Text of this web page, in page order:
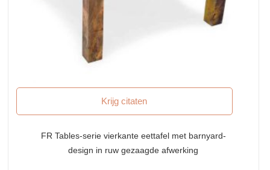
Krijg citaten
FR Tables-serie vierkante eettafel met barnyard-
design in ruw gezaagde afwerking